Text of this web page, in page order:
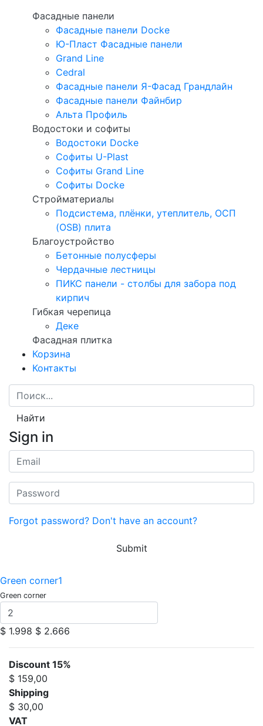
Фасадные панели
Фасадные панели Docke
Ю-Пласт Фасадные панели
Grand Line
Cedral
Фасадные панели Я-Фасад Грандлайн
Фасадные панели Файнбир
Альта Профиль
Водостоки и софиты
Водостоки Docke
Софиты U-Plast
Софиты Grand Line
Софиты Docke
Стройматериалы
Подсистема, плёнки, утеплитель, ОСП
(OSB) плита
Благоустройство
Бетонные полусферы
Чердачные лестницы
ПИКС панели - столбы для забора под
кирпич
Гибкая черепица
Деке
Фасадная плитка
Корзина
Контакты
Найти
Sign in
Forgot password? Don't have an account?
Submit
Green corner1
Green corner
$ 1.998 $ 2.666
Discount 15%
$ 159,00
Shipping
$ 30,00
VAT